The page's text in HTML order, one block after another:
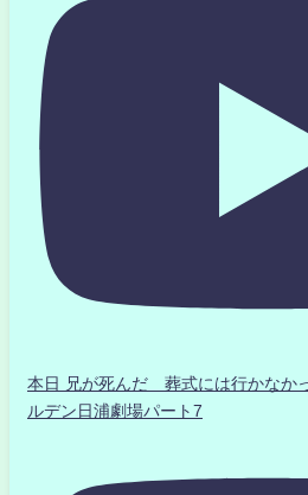
本日 兄が死んだ 葬式には行かな
ルデン日浦劇場パート7